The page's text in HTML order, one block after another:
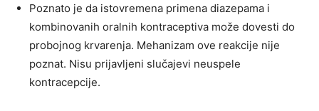
Poznato je da istovremena primena diazepama i
kombinovanih oralnih kontraceptiva može dovesti do
probojnog krvarenja. Mehanizam ove reakcije nije
poznat. Nisu prijavljeni slučajevi neuspele
kontracepcije.